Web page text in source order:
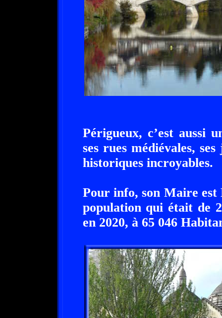
Périgueux, c’est aussi
ses rues médiévales,
historiques incroyables.
Pour info, son Maire est
population qui était de
en 2020, à 65 046